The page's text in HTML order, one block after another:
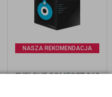
NASZA REKOMENDACJA
EYELOVE COMFORT 360